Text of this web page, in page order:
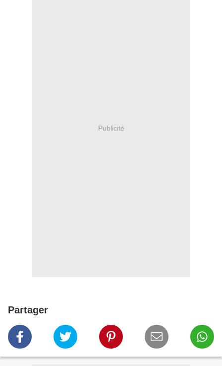
Publicité
Partager